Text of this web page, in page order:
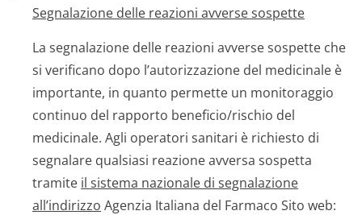
Segnalazione delle reazioni avverse sospette
La segnalazione delle reazioni avverse sospette che
si verificano dopo l’autorizzazione del medicinale è
importante, in quanto permette un monitoraggio
continuo del rapporto beneficio/rischio del
medicinale. Agli operatori sanitari è richiesto di
segnalare qualsiasi reazione avversa sospetta
tramite il sistema nazionale di segnalazione
all’indirizzo Agenzia Italiana del Farmaco Sito web: